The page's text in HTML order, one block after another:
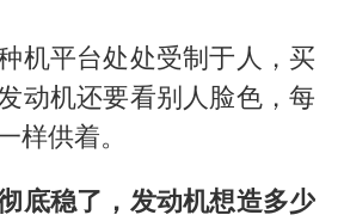
机平台处处受制于人，买
动机还要看别人脸色，每
样供着。
底稳了，发动机想造多少